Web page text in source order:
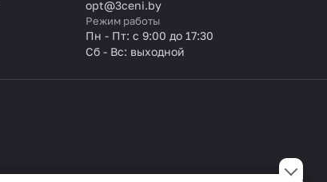
opt@3ceni.by
Режим работы
Пн - Пт: с 9:00 до 17:30
Сб - Вс: выходной